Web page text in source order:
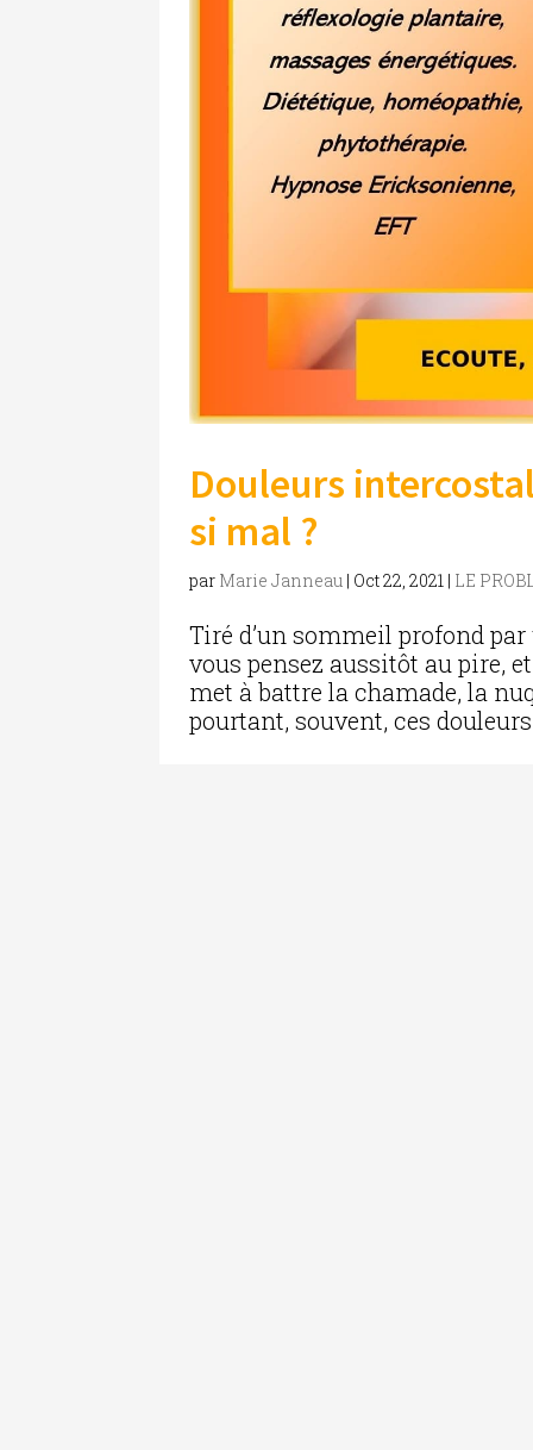
Douleurs
si mal ?
par Marie Janneau | Oct 22, 2021 | LE
Tiré d’un sommeil profond
vous pensez aussitôt au pire,
met à battre la chamade, la
pourtant, souvent, ces